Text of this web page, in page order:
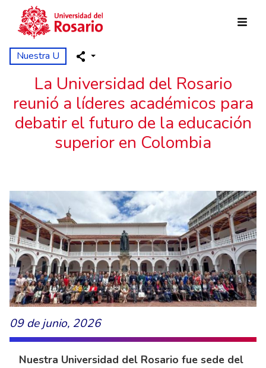
Pasar al contenido principal
Nuestra U
La Universidad del Rosario
reunió a líderes académicos para
debatir el futuro de la educación
superior en Colombia
09 de junio, 2026
Nuestra Universidad del Rosario fue sede del